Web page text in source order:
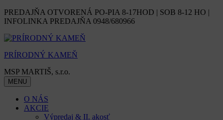
Skip
to
PREDAJŇA OTVORENÁ PO-PIA 8-17HOD | SOB 8-12 HO |
INFOLINKA PREDAJŇA 0948/680966
PRÍRODNÝ KAMEŇ
MSP MARTIŠ, s.r.o.
MENU
O NÁS
AKCIE
Výpredaj & II. akosť